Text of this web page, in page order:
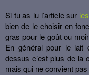
Si tu as lu l’article sur
bien de le choisir en
gras pour le goût ou
En général pour le lait
dessus c’est plus de la
mais qui ne convient